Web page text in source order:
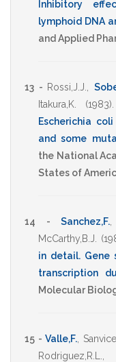
Inhibitory
lymphoid DNA
and Applied
13 - Rossi,J.J.
Itakura,K.
(1983)
Escherichia
and some
the National
States of
14 -Sanchez,F.
McCarthy,B.J.
in detail. Gene
transcription
Molecular
15 -Valle,F.
Rodriguez,R.L.